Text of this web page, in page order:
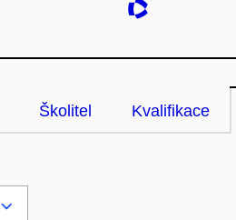
Školitel Kvalifikace